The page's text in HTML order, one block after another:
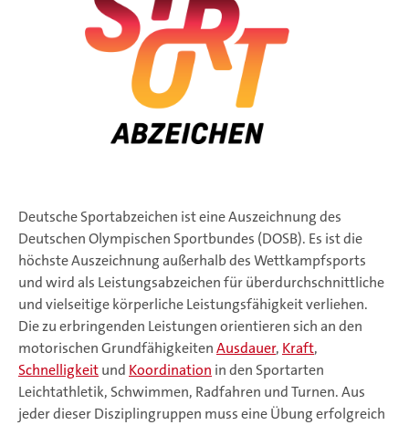
Deutsche Sportabzeichen ist eine Auszeichnung des
Deutschen Olympischen Sportbundes (DOSB). Es ist die
höchste Auszeichnung außerhalb des Wettkampfsports
und wird als Leistungsabzeichen für überdurchschnittliche
und vielseitige körperliche Leistungsfähigkeit verliehen.
Die zu erbringenden Leistungen orientieren sich an den
motorischen GrundfähigkeitenAusdauer, Kraft,
Schnelligkeitund Koordination in den Sportarten
Leichtathletik, Schwimmen, Radfahren und Turnen. Aus
jeder dieser Disziplingruppen muss eine Übung erfolgreich